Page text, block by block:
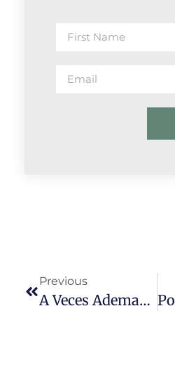
Previous
A Veces Ademas Nos Da Aprieto Hablar De Sexo Con El Pasar Del Tiempo Chicas Si Les Suena